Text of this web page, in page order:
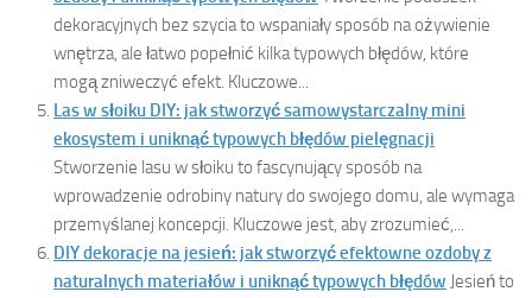
dekoracyjnych bez szycia to wspaniały sposób na ożywienie
wnętrza, ale łatwo popełnić kilka typowych błędów, które
mogą zniweczyć efekt. Kluczowe...
Las w słoiku DIY: jak stworzyć samowystarczalny mini
ekosystem i uniknąć typowych błędów pielęgnacji
Stworzenie lasu w słoiku to fascynujący sposób na
wprowadzenie odrobiny natury do swojego domu, ale wymaga
przemyślanej koncepcji. Kluczowe jest, aby zrozumieć,...
DIY dekoracje na jesień: jak stworzyć efektowne ozdoby z
naturalnych materiałów i uniknąć typowych błędów Jesień to